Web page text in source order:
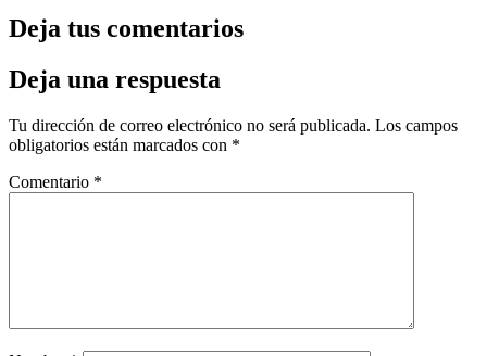
Deja tus comentarios
Deja una respuesta
Tu dirección de correo electrónico no será publicada. Los campos
obligatorios están marcados con *
Comentario *